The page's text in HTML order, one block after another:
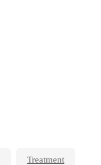
Treatment